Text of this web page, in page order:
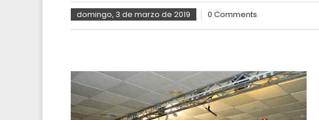
domingo, 3 de marzo de 2019 0 Comments